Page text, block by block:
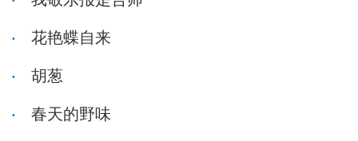
花艳蝶自来
胡葱
春天的野味